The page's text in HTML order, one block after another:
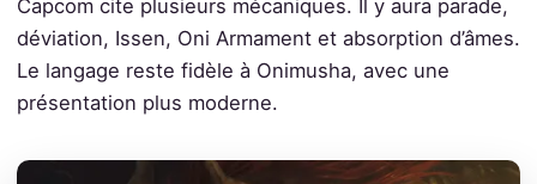
Capcom cite plusieurs mécaniques. Il y aura parade,
déviation, Issen, Oni Armament et absorption d’âmes.
Le langage reste fidèle à Onimusha, avec une
présentation plus moderne.